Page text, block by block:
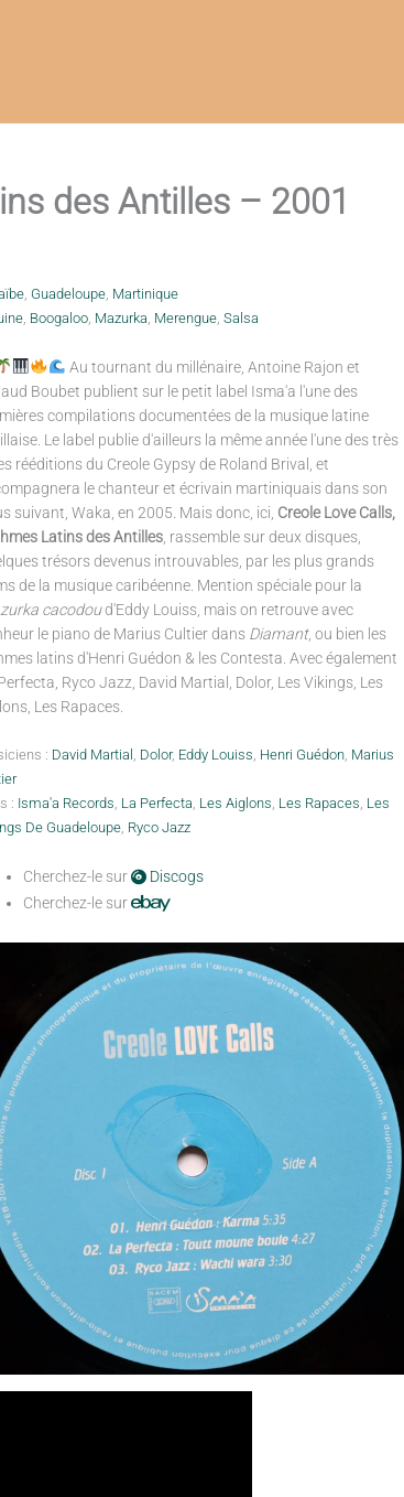
des Antilles – 2001
, Guadeloupe, Martinique
, Boogaloo, Mazurka, Merengue, Salsa
Au tournant du millénaire, Antoine Rajon et
Boubet publient sur le petit label Isma'a l'une des
compilations documentées de la musique latine
Le label publie d'ailleurs la même année l'une des très
rééditions du Creole Gypsy de Roland Brival, et
le chanteur et écrivain martiniquais dans son
suivant, Waka, en 2005. Mais donc, ici, Creole Love Calls,
Latins des Antilles, rassemble sur deux disques,
trésors devenus introuvables, par les plus grands
de la musique caribéenne. Mention spéciale pour la
cacodoud'Eddy Louiss, mais on retrouve avec
le piano de Marius Cultier dans Diamant, ou bien les
latins d'Henri Guédon & les Contesta. Avec également
Ryco Jazz, David Martial, Dolor, Les Vikings, Les
Les Rapaces.
: David Martial , Dolor, Eddy Louiss, Henri Guédon, Marius
: Isma'a Records, La Perfecta, Les Aiglons, Les Rapaces, Les
De Guadeloupe, Ryco Jazz
Cherchez-le sur
Discogs
Cherchez-le sur